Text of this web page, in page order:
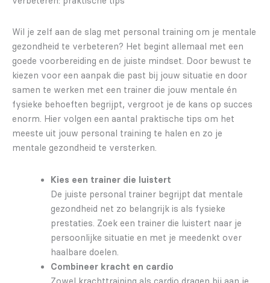
Wil je zelf aan de slag met personal training om je mentale
gezondheid te verbeteren? Het begint allemaal met een
goede voorbereiding en de juiste mindset. Door bewust te
kiezen voor een aanpak die past bij jouw situatie en door
samen te werken met een trainer die jouw mentale én
fysieke behoeften begrijpt, vergroot je de kans op succes
enorm. Hier volgen een aantal praktische tips om het
meeste uit jouw personal training te halen en zo je
mentale gezondheid te versterken.
Kies een trainer die luistert
De juiste personal trainer begrijpt dat mentale
gezondheid net zo belangrijk is als fysieke
prestaties. Zoek een trainer die luistert naar je
persoonlijke situatie en met je meedenkt over
haalbare doelen.
Combineer kracht en cardio